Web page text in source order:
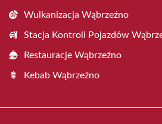
Wulkanizacja Wąbrzeźno
Stacja Kontroli Pojazdów
Restauracje Wąbrzeźno
Kebab Wąbrzeźno